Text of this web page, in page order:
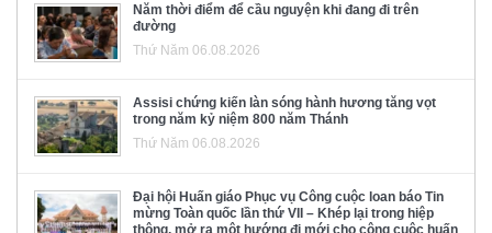
Năm thời điểm để cầu nguyện khi đang đi trên
đường
Thứ Năm 06.08.2026
Assisi chứng kiến làn sóng hành hương tăng vọt
trong năm kỷ niệm 800 năm Thánh
Thứ Năm 06.08.2026
Đại hội Huấn giáo Phục vụ Công cuộc loan báo Tin
mừng Toàn quốc lần thứ VII – Khép lại trong hiệp
thông, mở ra một hướng đi mới cho công cuộc huấn